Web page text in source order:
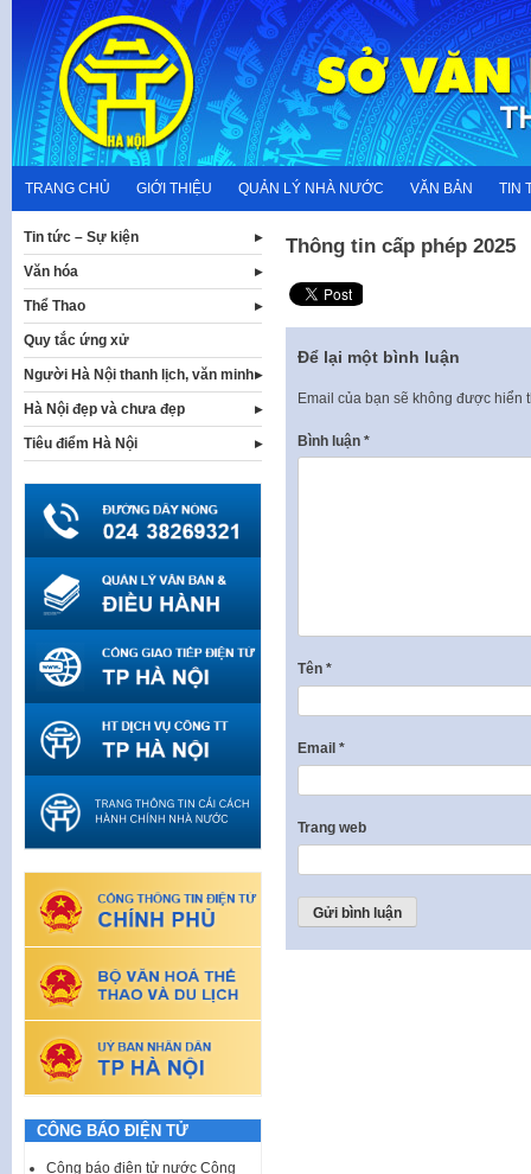
content
TRANG CHỦ GIỚI THIỆU QUẢN LÝ NHÀ NƯỚC VĂN BẢN TIN
Thông tin cấp phép 2025
Để lại một bình luận
Email của bạn sẽ không được hiển
Bình luận *
Tên *
Email *
Trang web
Tin tức – Sự kiện
Văn hóa
Thể Thao
Quy tắc ứng xử
Người Hà Nội thanh lịch, văn minh
Hà Nội đẹp và chưa đẹp
Tiêu điểm Hà Nội
CÔNG BÁO ĐIỆN TỬ
Công báo điện tử nước Cộng